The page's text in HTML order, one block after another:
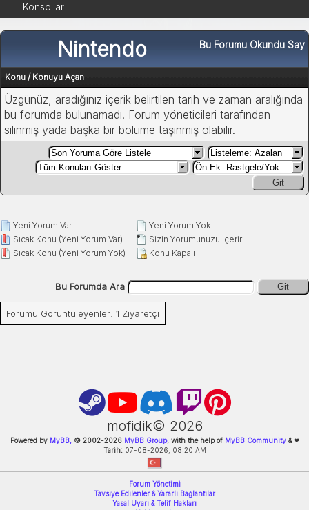
Konsollar
Bu Forumu Okundu Say
Nintendo
Konu / Konuyu Açan
Üzgünüz, aradığınız içerik belirtilen tarih ve zaman aralığında
bu forumda bulunamadı. Forum yöneticileri tarafından
silinmiş yada başka bir bölüme taşınmış olabilir.
Git
Yeni Yorum Var
Sıcak Konu (Yeni Yorum Var)
Sıcak Konu (Yeni Yorum Yok)
Yeni Yorum Yok
Sizin Yorumunuzu İçerir
Konu Kapalı
Bu Forumda Ara Git
Forumu Görüntüleyenler: 1 Ziyaretçi
mofidik© 2026
Powered by MyBB, © 2002-2026MyBB Group, with the help of MyBB Community&❤
Tarih:07-08-2026, 08:20 AM
Forum Yönetimi
Tavsiye Edilenler & Yararlı Bağlantılar
Yasal Uyarı & Telif Hakları